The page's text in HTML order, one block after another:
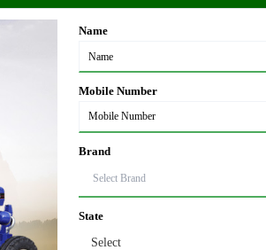
की इनकम वाल बहनों को 1000 रुपये प्रति माह के हिसाब
में करीब 46 हजार रुपये की धन राशि साल भर घर बैठे
लेना चाहता है, उसे अपनी आईडी प्रूव, आधार कार्ड और एक
के लिए अलग अलग रजिस्ट्रेशन फार्म भरने होंगे. जिसके
पर किसी तरह का कोई भी चार पहिये वाला वाहन नहीं
Name
Mobile Number
Brand
State
Select